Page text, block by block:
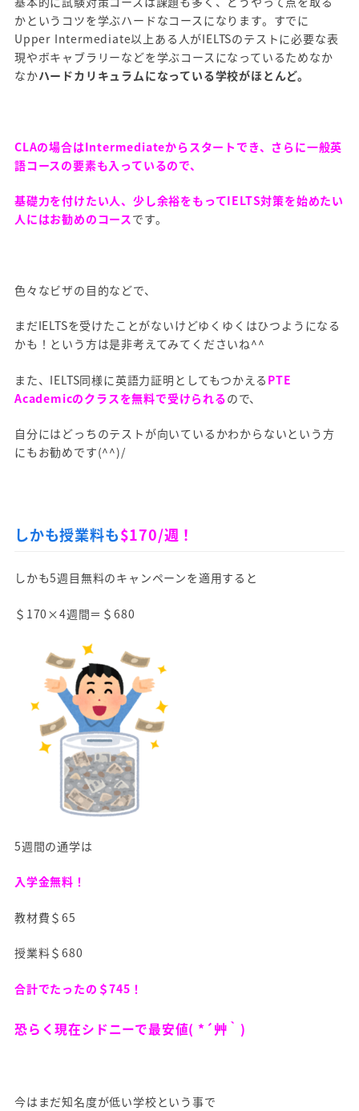
かというコツを学ぶハードなコースになります。すでに
Upper Intermediate以上ある人がIELTSのテストに必要な表
現やボキャブラリーなどを学ぶコースになっているためなか
なかハードカリキュラムになっている学校がほとんど。
CLAの場合はIntermediateからスタートでき、さらに一般英
語コースの要素も入っているので、
基礎力を付けたい人、少し余裕をもってIELTS対策を始めたい
人にはお勧めのコースです。
色々なビザの目的などで、
まだIELTSを受けたことがないけどゆくゆくはひつようになる
かも！という方は是非考えてみてくださいね^^
また、IELTS同様に英語力証明としてもつかえる PTE
Academicのクラスを無料で受けられるので、
自分にはどっちのテストが向いているかわからないという方
にもお勧めです(^^)/
しかも授業料も$170/週！
しかも5週目無料のキャンペーンを適用すると
＄170×4週間＝＄680
5週間の通学は
入学金無料！
教材費＄65
授業料＄680
合計でたったの＄745！
恐らく現在シドニーで最安値( *´艸｀)
今はまだ知名度が低い学校という事で